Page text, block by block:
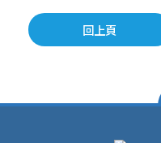
又如何判測驗結果是否
能力？在人工智能快速
究者設計出更優秀的語言測驗呢？ 於
提供對於創新語言測驗
英語學習者的「寫作表
回上頁